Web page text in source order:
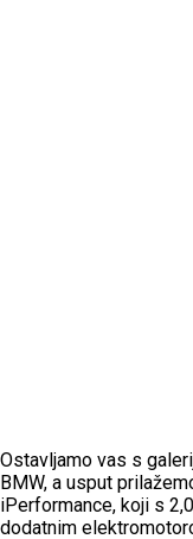
Ostavljamo vas s
BMW, a usput
iPerformance, koji s
dodatnim